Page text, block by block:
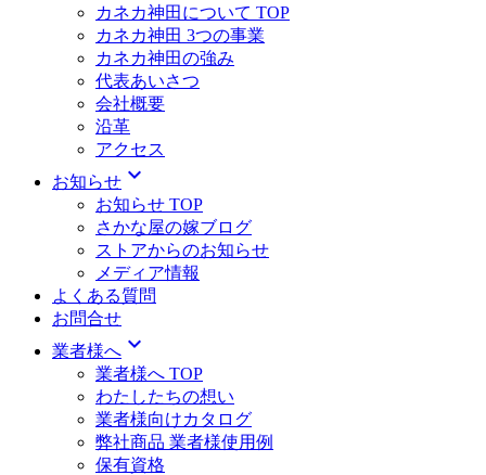
カネカ神田について TOP
カネカ神田 3つの事業
カネカ神田の強み
代表あいさつ
会社概要
沿革
アクセス
お知らせ expand_more
お知らせ TOP
さかな屋の嫁ブログ
ストアからのお知らせ
メディア情報
よくある質問
お問合せ
業者様へ expand_more
業者様へ TOP
わたしたちの想い
業者様向けカタログ
弊社商品 業者様使用例
保有資格